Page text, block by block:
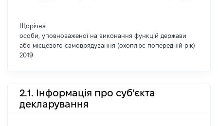
Щорічна
особи, уповноваженої на виконання функцій держави
або місцевого самоврядування (охоплює попередній рік)
2019
2.1. Інформація про суб'єкта
декларування